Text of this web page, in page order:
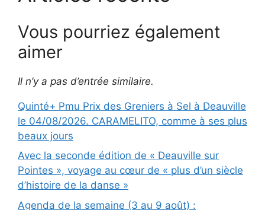
Vous pourriez également
aimer
Il n’y a pas d’entrée similaire.
Quinté+ Pmu Prix des Greniers à Sel à Deauville
le 04/08/2026. CARAMELITO, comme à ses plus
beaux jours
Avec la seconde édition de « Deauville sur
Pointes », voyage au cœur de « plus d’un siècle
d’histoire de la danse »
Agenda de la semaine (3 au 9 août) :